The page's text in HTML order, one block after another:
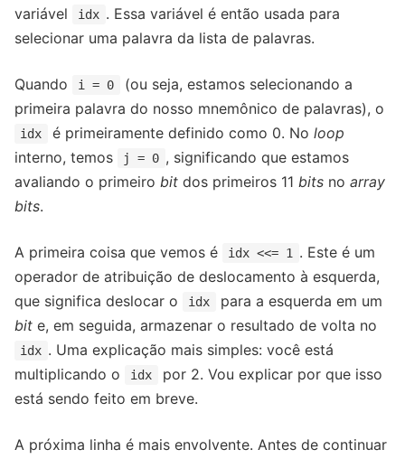
variável
idx . Essa variável é então usada para
selecionar uma palavra da lista de palavras.
Quando i = 0
(ou seja, estamos selecionando a
primeira palavra do nosso mnemônico de palavras), o
idx é primeiramente definido como 0. No loop
interno, temos
j = 0 , significando que estamos
avaliando o primeiro bit dos primeiros 11 bits no array
bits.
A primeira coisa que vemos é idx <<= 1
. Este é um
operador de atribuição de deslocamento à esquerda,
que significa deslocar o
idx
para a esquerda em um
bit e, em seguida, armazenar o resultado de volta no
idx . Uma explicação mais simples: você está
multiplicando o
idx
por 2. Vou explicar por que isso
está sendo feito em breve.
A próxima linha é mais envolvente. Antes de continuar